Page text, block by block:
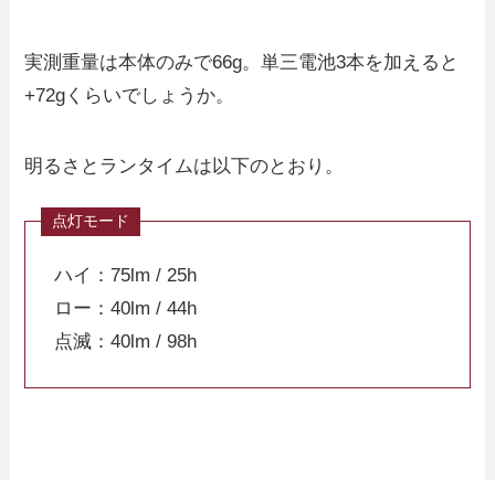
実測重量は本体のみで66g。単三電池3本を加えると
+72gくらいでしょうか。
明るさとランタイムは以下のとおり。
ハイ：75lm / 25h
ロー：40lm / 44h
点滅：40lm / 98h